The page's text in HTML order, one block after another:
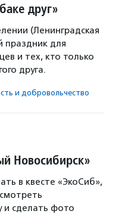
друг»
(Ленинградская
праздник для
и тех, кто только
друга.
и доброволь­чест­во
Новосибирск»
в квесте «ЭкоСиб»,
и сделать фото